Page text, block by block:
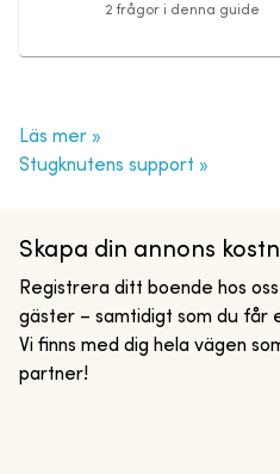
2 frågor i denna guide
Läs mer »
Stugknutens support »
Skapa din annons
Registrera ditt boende hos
gäster – samtidigt som du får
Vi finns med dig hela vägen
partner!